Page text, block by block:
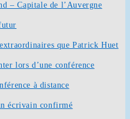
– Capitale de l’Auvergne
que Patrick Huet
lors d’une conférence
à distance
écrivain confirmé